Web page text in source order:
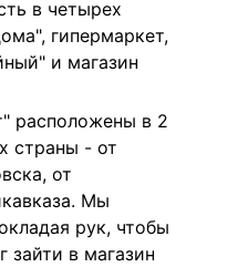
в четырех
гипермаркет,
и магазин
расположены в 2
страны - от
от
Мы
рук, чтобы
зайти в магазин